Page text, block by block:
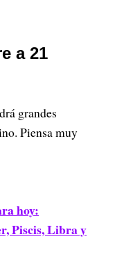
a 21
grandes
Piensa muy
hoy:
Piscis, Libra y